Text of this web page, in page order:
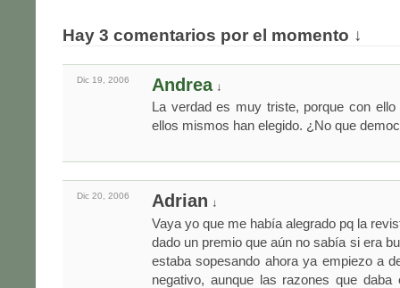
Hay 3 comentarios por el momento ↓
Dic 19, 2006 Andrea↓
La verdad es muy triste, porque con ello
ellos mismos han elegido. ¿No que
Dic 20, 2006 Adrian ↓
Vaya yo que me había alegrado pq la
dado un premio que aún no sabía si era
estaba sopesando ahora ya empiezo a
negativo, aunque las razones que daba